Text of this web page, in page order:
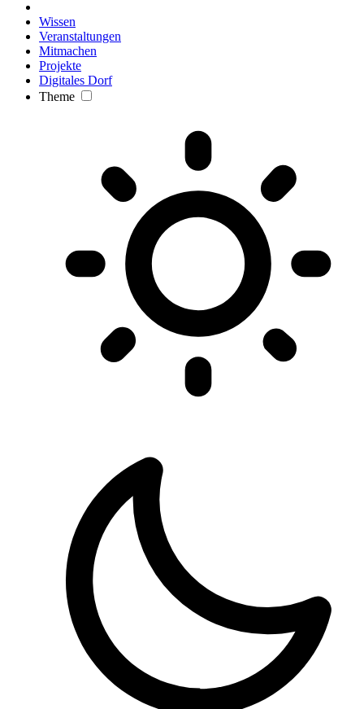
Wissen
Veranstaltungen
Mitmachen
Projekte
Digitales Dorf
Theme